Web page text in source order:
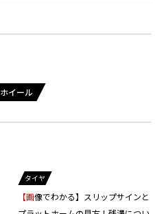
ホイール
タイヤ
【画像でわかる】スリップサインと